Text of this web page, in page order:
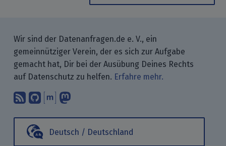
Wir sind der Datenanfragen.de e. V., ein
gemeinnütziger Verein, der es sich zur Aufgabe
gemacht hat, Dir bei der Ausübung Deines Rechts
auf Datenschutz zu helfen. Erfahre mehr.
Abonniere unsere Blogbeiträge mit
Finde uns bei GitHub.
Unterhalte Dich mit uns über
Deutsch / Deutschland